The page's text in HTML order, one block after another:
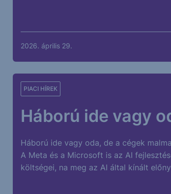
2026. április 29.
Háború ide vagy
PIACI HÍREK
Háború ide vagy oda, de a cégek
A Meta és a Microsoft is az AI
költségei, na meg az AI által kínált